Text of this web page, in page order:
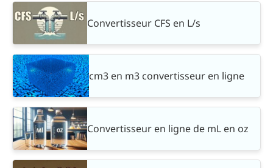
Convertisseur CFS en L/s
cm3 en m3 convertisseur en ligne
Convertisseur en ligne de mL en oz